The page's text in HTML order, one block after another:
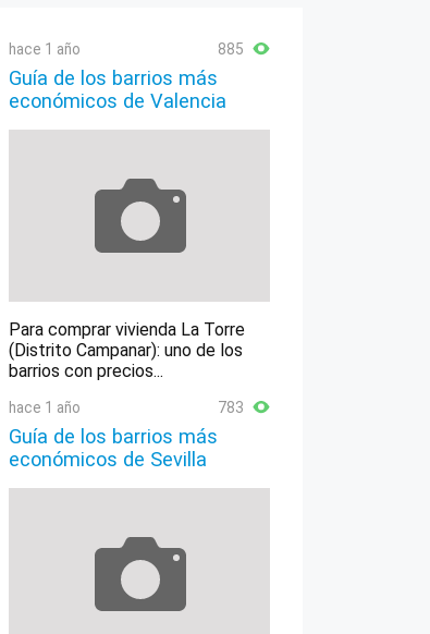
hace 1 año 885
Guía de los barrios más
económicos de Valencia
Para comprar vivienda La Torre
(Distrito Campanar): uno de los
barrios con precios...
hace 1 año 783
Guía de los barrios más
económicos de Sevilla